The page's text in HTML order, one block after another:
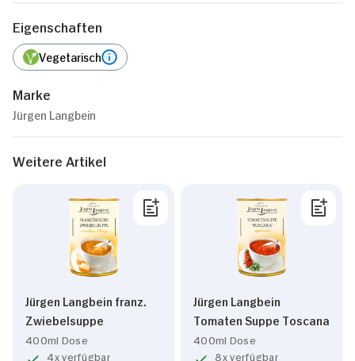
Eigenschaften
Vegetarisch
Marke
Jürgen Langbein
Weitere Artikel
Jürgen Langbein franz.
Zwiebelsuppe
400ml Dose
4x verfügbar
Jürgen Langbein
Tomaten Suppe Toscana
400ml Dose
8x verfügbar